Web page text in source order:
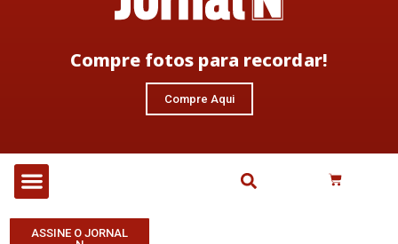
Compre fotos para recordar!
Compre Aqui
ASSINE O JORNAL